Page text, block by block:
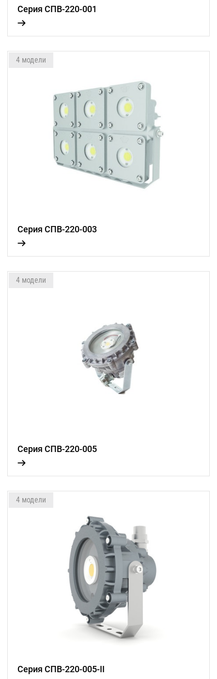
Серия СПВ-220-001
4 модели
Серия СПВ-220-003
4 модели
Серия СПВ-220-005
4 модели
Серия СПВ-220-005-II